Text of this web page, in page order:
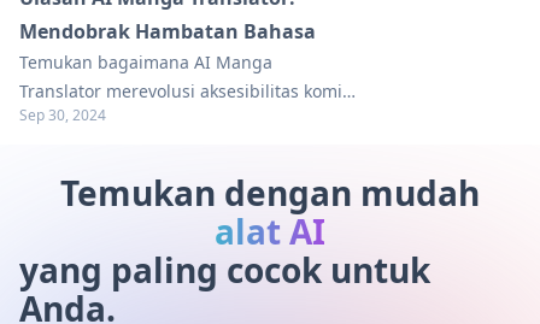
Mendobrak Hambatan Bahasa
Temukan bagaimana AI Manga
Translator merevolusi aksesibilitas komik.
Jelajahi fitur, manfaat, dan alternatif
Pelajari lebih lanjut!
Sep 30, 2024
Temukan dengan mudah
alat AI
yang paling cocok untuk
Anda.